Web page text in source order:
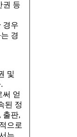
권 등
경우
경
및
얻
된 정
출판,
으로